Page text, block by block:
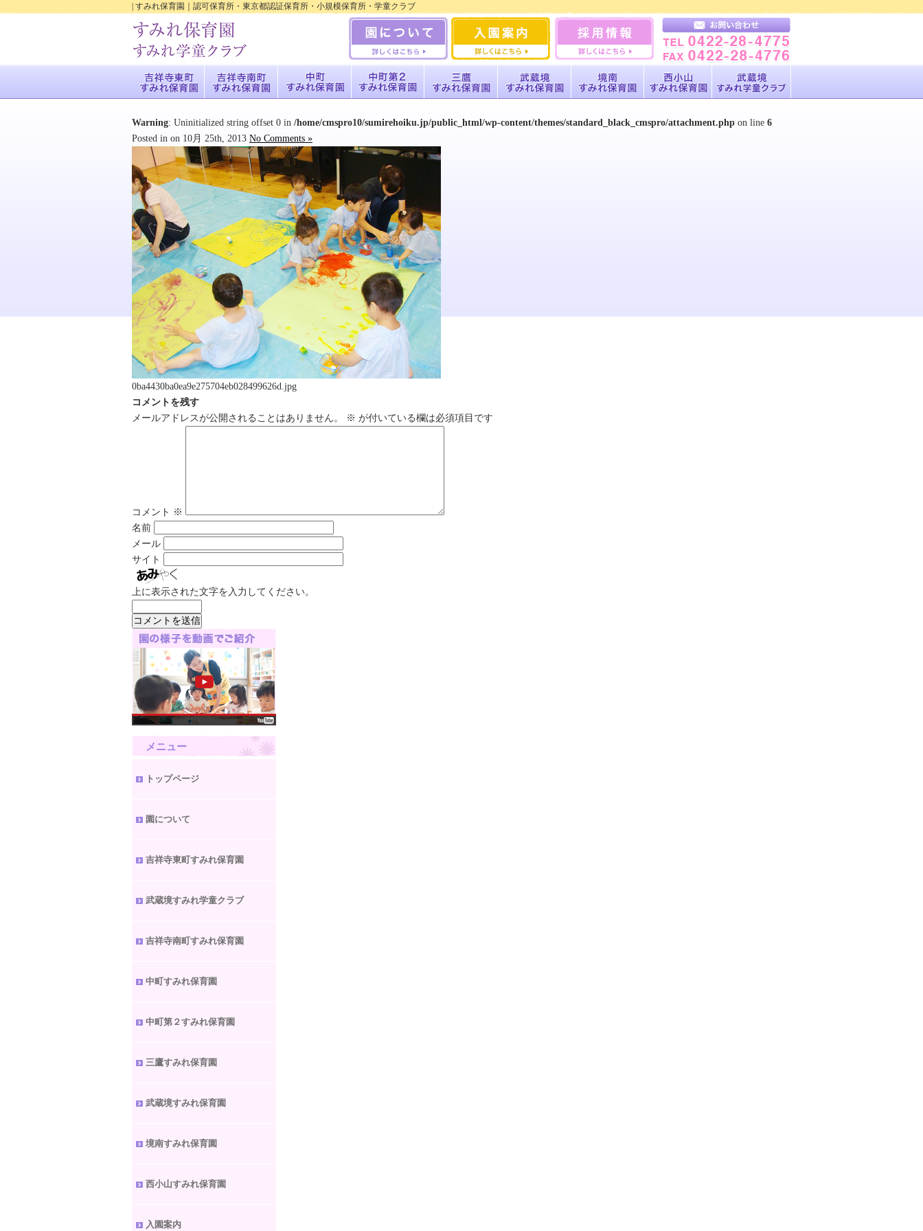
| すみれ保育園｜認可保育所・東京都認証保育所・小規模保育所・学童クラブ
Warning: Uninitialized string offset 0 in /home/cmspro10/sumirehoiku.jp/public_html/wp-content/themes/standard_black_cmspro/attachment.php on line 6
Posted in on 10月 25th, 2013 No Comments »
0ba4430ba0ea9e275704eb028499626d.jpg
コメントを残す
メールアドレスが公開されることはありません。
※ が付いている欄は必須項目です
コメント ※
名前
メール
サイト
上に表示された文字を入力してください。
メニュー
トップページ
園について
吉祥寺東町すみれ保育園
武蔵境すみれ学童クラブ
吉祥寺南町すみれ保育園
中町すみれ保育園
中町第２すみれ保育園
三鷹すみれ保育園
武蔵境すみれ保育園
境南すみれ保育園
西小山すみれ保育園
入園案内